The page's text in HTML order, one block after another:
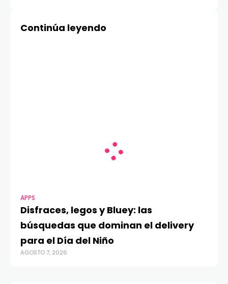
generación para la
Continúa leyendo
APPS
Disfraces, legos y Bluey: las
búsquedas que dominan el delivery
para el Día del Niño
AGOSTO 7, 2026